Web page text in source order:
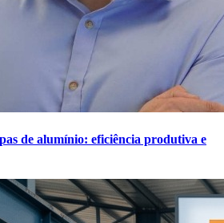
de alumínio: eficiência produtiva e